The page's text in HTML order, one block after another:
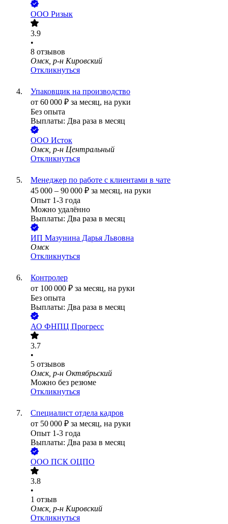
ООО Ризык
3.9
•
8 отзывов
Омск, р-н Кировский
Откликнуться
Упаковщик на производство
от 60 000 ₽ за месяц, на руки
Без опыта
Выплаты: Два раза в месяц
ООО Исток
Омск, р-н Центральный
Откликнуться
Менеджер по работе с клиентами в чате
45 000 – 90 000 ₽ за месяц, на руки
Опыт 1-3 года
Можно удалённо
Выплаты: Два раза в месяц
ИП Мазунина Дарья Львовна
Омск
Откликнуться
Контролер
от 100 000 ₽ за месяц, на руки
Без опыта
Выплаты: Два раза в месяц
АО ФНПЦ Прогресс
3.7
•
5 отзывов
Омск, р-н Октябрьский
Можно без резюме
Откликнуться
Специалист отдела кадров
от 50 000 ₽ за месяц, на руки
Опыт 1-3 года
Выплаты: Два раза в месяц
ООО ПСК ОЦПО
3.8
•
1 отзыв
Омск, р-н Кировский
Откликнуться